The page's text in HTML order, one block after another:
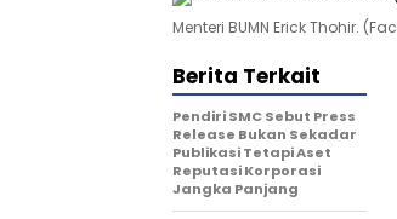
Menteri BUMN Erick Thohir.
Berita Terkait
Pendiri SMC Sebut Press
Release Bukan Sekadar
Publikasi Tetapi Aset
Reputasi Korporasi
Jangka Panjang